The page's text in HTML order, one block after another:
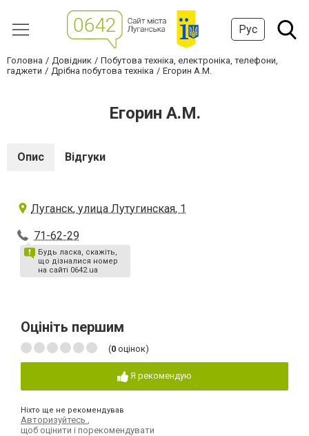
Рус
Головна Довідник
Побутова техніка, електроніка, телефони,
гаджети
Дрібна побутова техніка Егорин А.М.
Егорин А.М.
Опис Відгуки
Луганск, улица Лутугинская, 1
71-62-29
Будь ласка, скажіть,
що дізналися номер
на сайті 0642.ua
Оцініть першим
(0 оцінок)
Я рекомендую
Ніхто ще не рекомендував
Авторизуйтесь
щоб оцінити і порекомендувати